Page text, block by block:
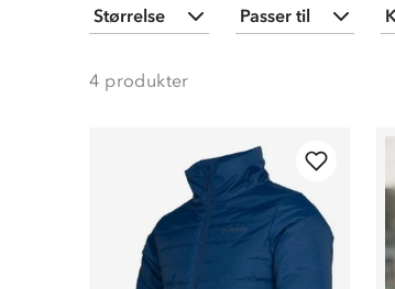
Størrelse
S (3)
Passer til
4 produkter